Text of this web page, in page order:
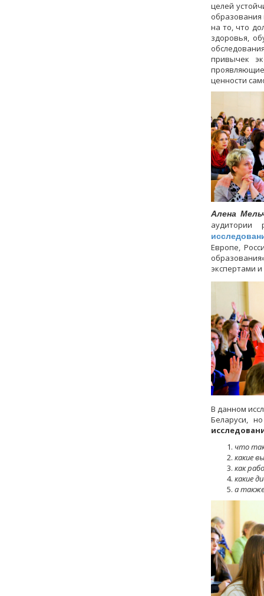
целей
образования
на то, что
здоровья,
привычек
ценности
Алена
аудитории
Европе,
экспертами
В данном
Беларуси,
что
какие
как
какие
а также